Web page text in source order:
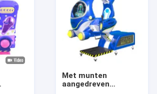
Met munten
aangedreven